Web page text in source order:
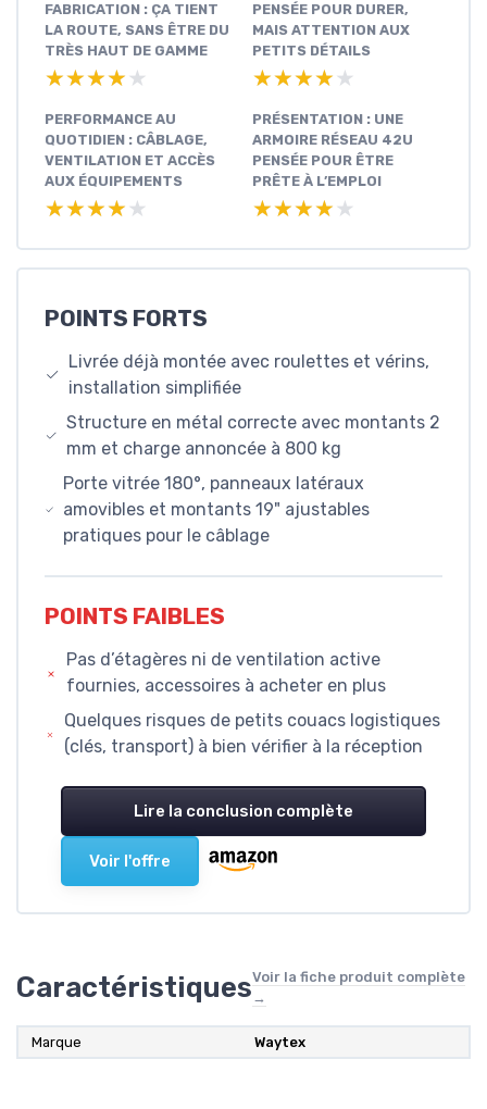
FABRICATION : ÇA TIENT
LA ROUTE, SANS ÊTRE DU
TRÈS HAUT DE GAMME
★★★★★
★★★★★
PENSÉE POUR DURER,
MAIS ATTENTION AUX
PETITS DÉTAILS
★★★★★
★★★★★
PERFORMANCE AU
QUOTIDIEN : CÂBLAGE,
VENTILATION ET ACCÈS
AUX ÉQUIPEMENTS
★★★★★
★★★★★
PRÉSENTATION : UNE
ARMOIRE RÉSEAU 42U
PENSÉE POUR ÊTRE
PRÊTE À L’EMPLOI
★★★★★
★★★★★
POINTS FORTS
Livrée déjà montée avec roulettes et vérins,
installation simplifiée
Structure en métal correcte avec montants 2
mm et charge annoncée à 800 kg
Porte vitrée 180°, panneaux latéraux
amovibles et montants 19" ajustables
pratiques pour le câblage
POINTS FAIBLES
Pas d’étagères ni de ventilation active
fournies, accessoires à acheter en plus
Quelques risques de petits couacs logistiques
(clés, transport) à bien vérifier à la réception
Lire la conclusion complète
Voir l'offre
CaractéristiquesVoir la fiche produit complète
→
Marque Waytex